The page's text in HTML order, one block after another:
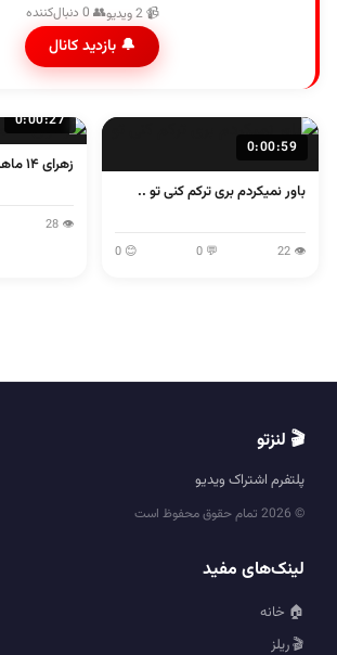
📹 2 ویدیو 👥 0 دنبال‌کننده
🔔 بازدید کانال
0:00:59
باور نمیکردم بری ترکم کنی تو ..
👁 22
💬 0
😊 0
0:00:27
زهرای ۱۴ ماهه
👁 28
🎬 لنزتو
پلتفرم اشتراک ویدیو
© 2026 تمام حقوق محفوظ است
لینک‌های مفید
🏠 خانه
🎬 ریلز